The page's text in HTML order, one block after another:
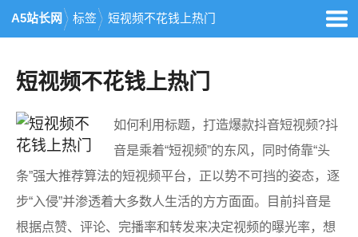
A5站长网 标签 短视频不花钱上热门
短视频不花钱上热门
如何利用标题，打造爆款抖音短视频?抖
音是乘着“短视频”的东风，同时倚靠“头
条”强大推荐算法的短视频平台，正以势不可挡的姿态，逐
步“入侵”并渗透着大多数人生活的方方面面。目前抖音是
根据点赞、评论、完播率和转发来决定视频的曝光率，想